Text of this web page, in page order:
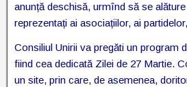
anunță deschisă, urmînd să se
reprezentați ai asociațiilor, ai
Consiliul Unirii va pregăti un program
fiind cea dedicată Zilei de 27 Martie.
un site, prin care, de asemenea,